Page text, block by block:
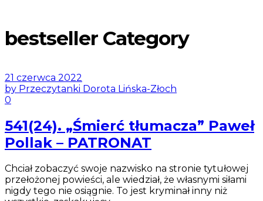
bestseller Category
21 czerwca 2022
by Przeczytanki Dorota Lińska-Złoch
0
541(24). „Śmierć tłumacza” Paweł
Pollak – PATRONAT
Chciał zobaczyć swoje nazwisko na stronie tytułowej
przełożonej powieści, ale wiedział, że własnymi siłami
nigdy tego nie osiągnie. To jest kryminał inny niż